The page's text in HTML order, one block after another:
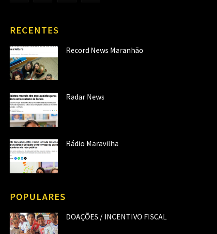
RECENTES
Record News Maranhão
Radar News
Rádio Maravilha
POPULARES
DOAÇÕES / INCENTIVO FISCAL